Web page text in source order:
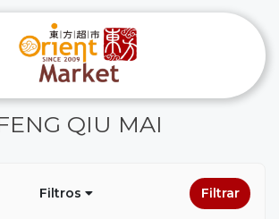
QIU MAI
Filtros Filtrar